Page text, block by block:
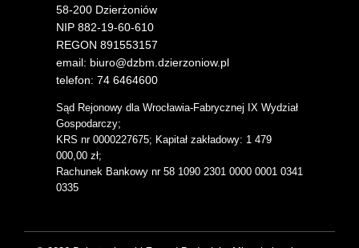
58-200 Dzierżoniów
NIP 882-19-60-610
REGON 891553157
email: biuro@dzbm.dzierzoniow.pl
telefon: 74 6464600
Sąd Rejonowy dla Wrocławia-Fabrycznej IX Wydział
Gospodarczy;
KRS nr 0000227675; Kapitał zakładowy: 1 479
000,00 zł;
Rachunek Bankowy nr 58 1090 2301 0000 0001 0341
0335